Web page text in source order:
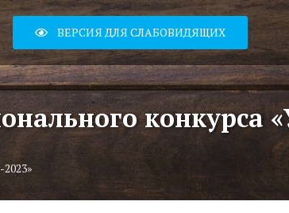
ВЕРСИЯ ДЛЯ СЛАБОВИДЯЩИХ
конкурса